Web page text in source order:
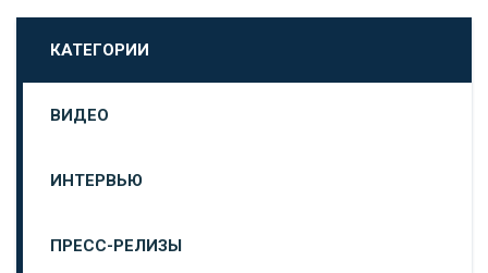
КАТЕГОРИИ
ВИДЕО
ИНТЕРВЬЮ
ПРЕСС-РЕЛИЗЫ